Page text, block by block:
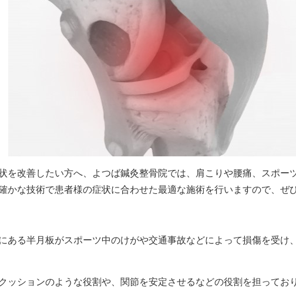
を改善したい方へ、よつば鍼灸整骨院では、肩こりや腰痛、スポー
かな技術で患者様の症状に合わせた最適な施術を行いますので、ぜ
ある半月板がスポーツ中のけがや交通事故などによって損傷を受け
ッションのような役割や、関節を安定させるなどの役割を担ってお